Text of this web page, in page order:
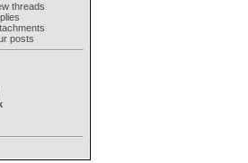
threads
posts